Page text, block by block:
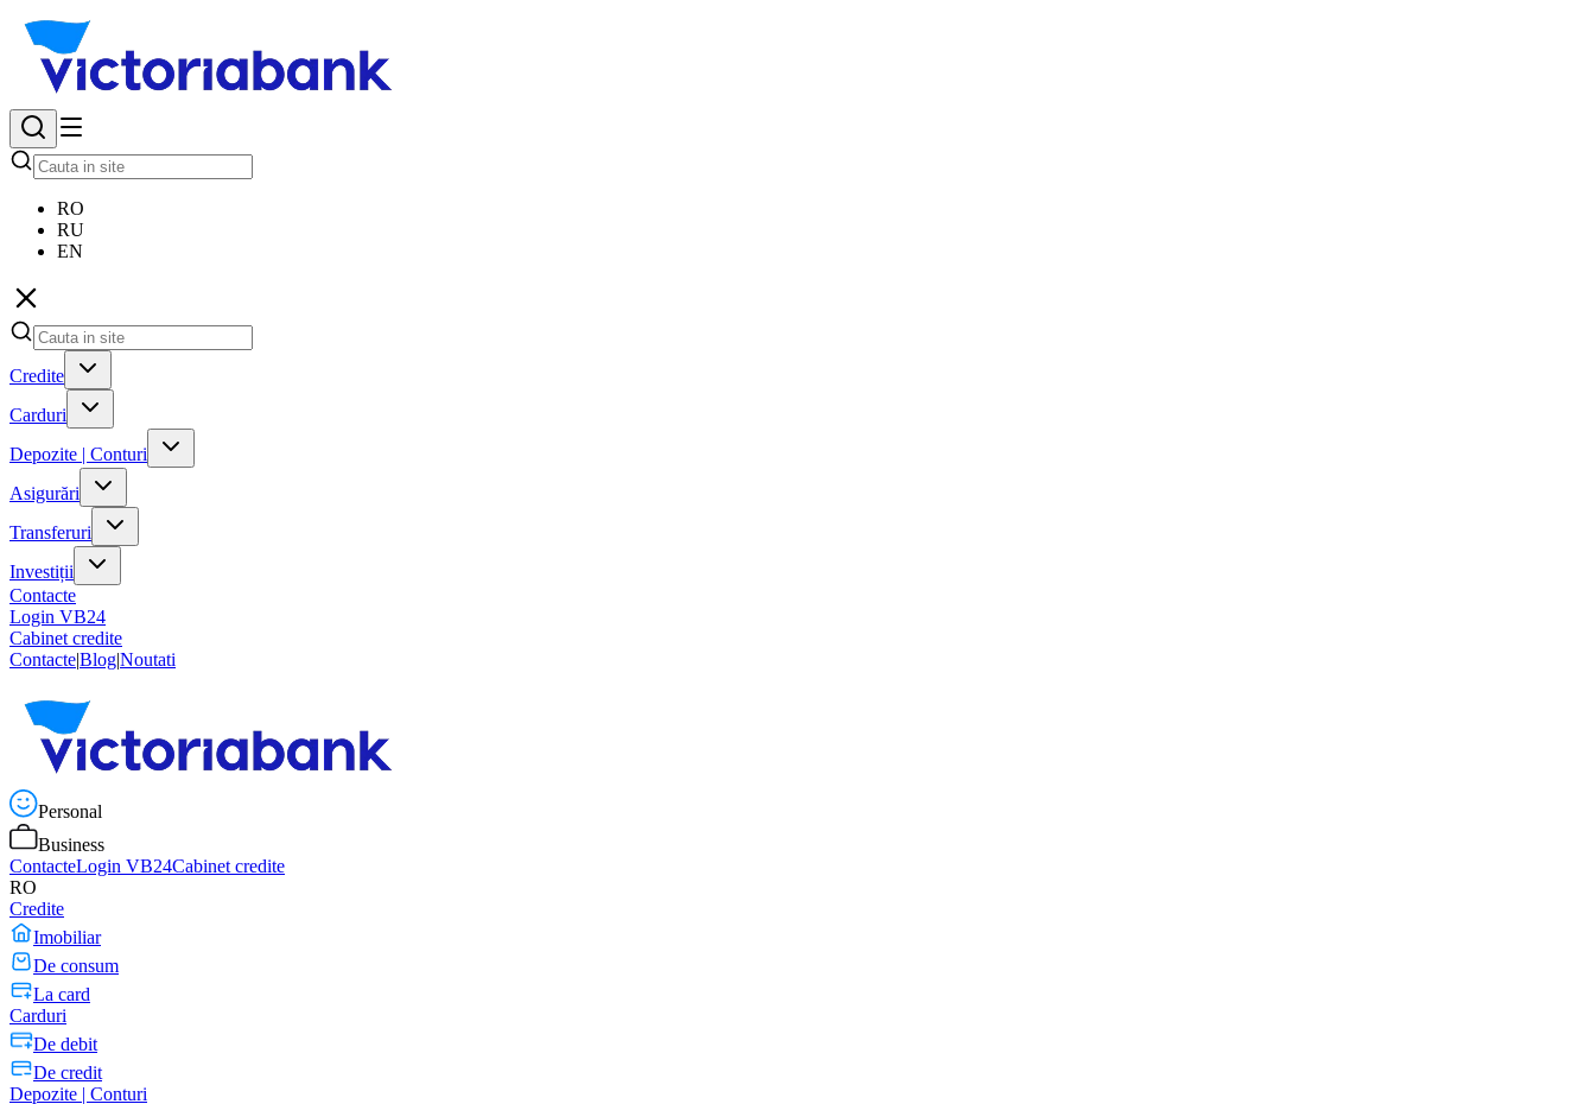
RO
RU
EN
Credite
Carduri
Depozite | Conturi
Asigurări
Transferuri
Investiții
Contacte
Login VB24
Cabinet credite
Contacte|Blog|Noutati
Personal
Business
ContacteLogin VB24Cabinet credite
RO
Credite
Imobiliar
De consum
La card
Carduri
De debit
De credit
Depozite | Conturi